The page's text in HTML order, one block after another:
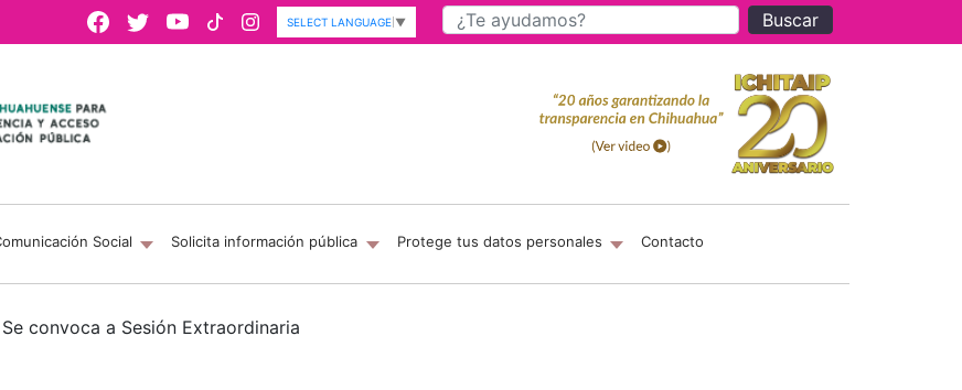
Buscar
SELECT LANGUAGE ▼
Social Solicita información pública Protege tus datos personales Contacto
convoca a Sesión Extraordinaria